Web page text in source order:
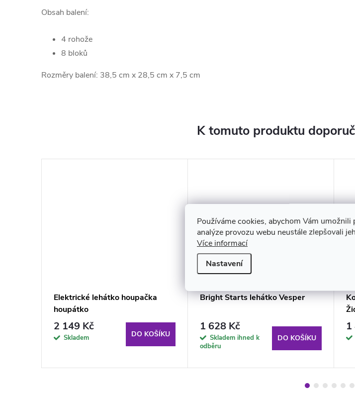
Používáme cookies, abychom Vám
analýze provozu webu neustále zlepšovali
Více informací
Nastavení
Obsah balení:
4 rohože
8 bloků
Rozměry balení: 38,5 cm x 28,5 cm x 7,5 cm
K tomuto produktu
Elektrické lehátko houpačka
houpátko
2 149 Kč
Skladem DO KOŠÍKU
Bright Starts lehátko Vesper
1 628 Kč
Skladem ihned k
odběru
DO KOŠÍKU
1